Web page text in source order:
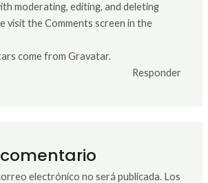
moderating, editing, and deleting
visit the Comments screen in the
come fromGravatar.
Responder
electrónico no será publicada. Los